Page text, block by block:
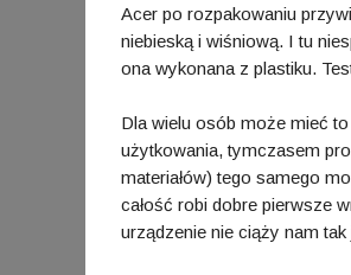
Acer po rozpakowaniu
niebieską i wiśniową. I tu
ona wykonana z plastiku.
Dla wielu osób może mieć
użytkowania, tymczasem
materiałów) tego samego
całość robi dobre pierwsze
urządzenie nie ciąży nam